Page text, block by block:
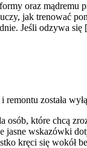
oraz
jak trenować
Jeśli odzywa
remontu została
które chcą
jasne wskazówki
kręci się wokół